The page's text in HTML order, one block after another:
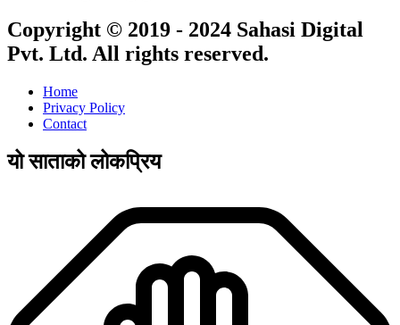
Copyright © 2019 - 2024 Sahasi Digital
Pvt. Ltd. All rights reserved.
Home
Privacy Policy
Contact
यो साताको लोकप्रिय